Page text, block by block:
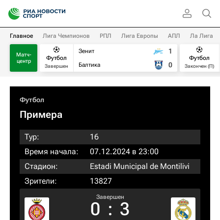
Главное Лига Чемпионов РПЛ Лига Европы АПЛ Ла Лига
Матч-
центр
Футбол
Завершен
Зенит
Балтика
1
0
Футбол
Закончен (П)
Футбол
Примера
Тур:
16
Время начала:
07.12.2024 в 23:00
Стадион:
Estadi Municipal de Montilivi
Зрители:
13827
Завершен
0 : 3